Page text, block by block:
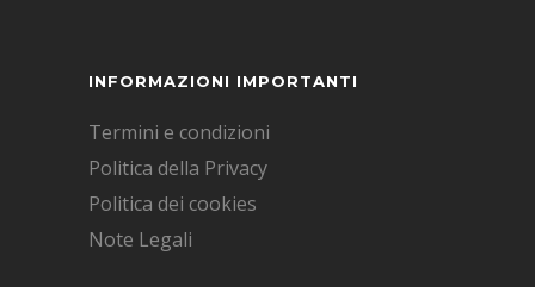
INFORMAZIONI IMPORTANTI
Termini e condizioni
Politica della Privacy
Politica dei cookies
Note Legali